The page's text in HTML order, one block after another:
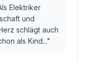
Elektriker
und
schlägt auch
als Kind..."